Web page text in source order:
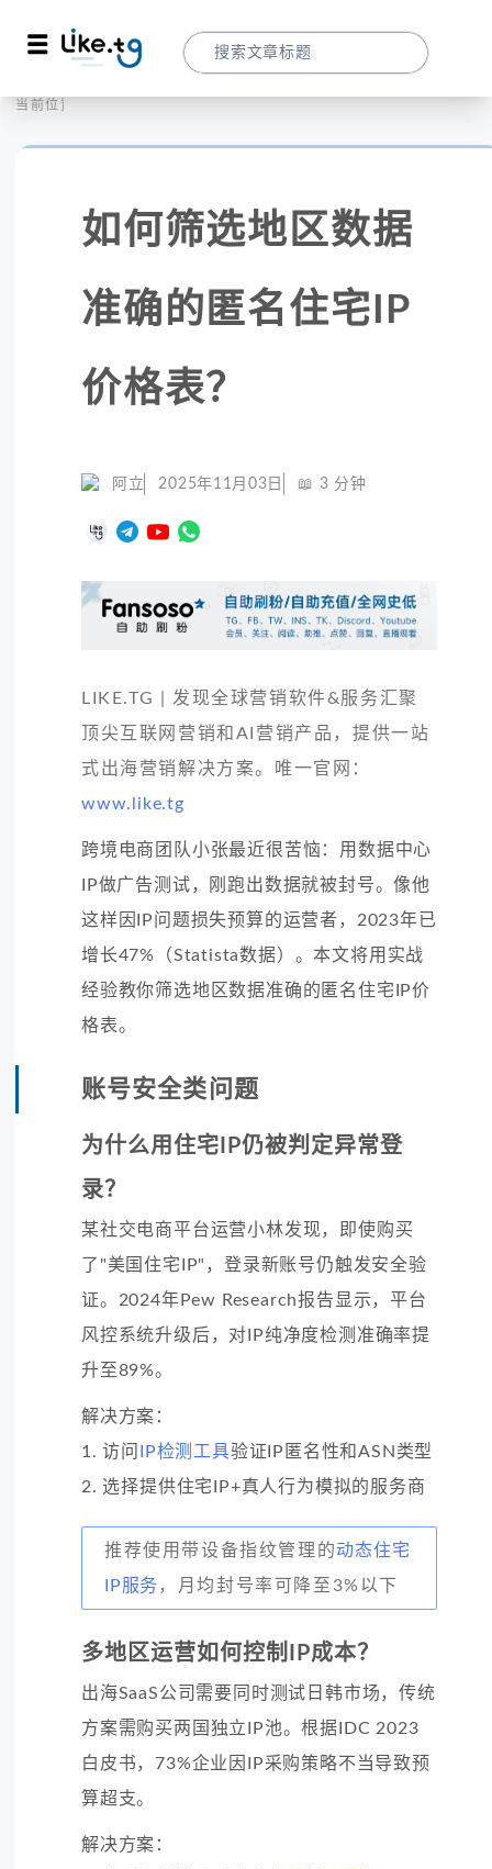
当前位置：
如何筛选地区数据
准确的匿名住宅IP
价格表？
阿立 2025年11月03日 📖 3 分钟
LIKE.TG | 发现全球营销软件&服务汇聚
顶尖互联网营销和AI营销产品，提供一站
式出海营销解决方案。唯一官网：
www.like.tg
跨境电商团队小张最近很苦恼：用数据中心
IP做广告测试，刚跑出数据就被封号。像他
这样因IP问题损失预算的运营者，2023年已
增长47%（Statista数据）。本文将用实战
经验教你筛选地区数据准确的匿名住宅IP价
格表。
账号安全类问题
为什么用住宅IP仍被判定异常登
录？
某社交电商平台运营小林发现，即使购买
了"美国住宅IP"，登录新账号仍触发安全验
证。2024年Pew Research报告显示，平台
风控系统升级后，对IP纯净度检测准确率提
升至89%。
解决方案：
1. 访问
IP检测工具验证IP匿名性和ASN类型
2. 选择提供住宅IP+真人行为模拟的服务商
推荐使用带设备指纹管理的动态住宅
IP服务 ，月均封号率可降至3%以下
多地区运营如何控制IP成本？
出海SaaS公司需要同时测试日韩市场，传统
方案需购买两国独立IP池。根据IDC 2023
白皮书，73%企业因IP采购策略不当导致预
算超支。
解决方案：